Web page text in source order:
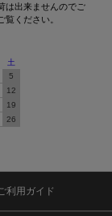
は出来ませんのでご
覧ください。
土
5
12
19
26
利用ガイド